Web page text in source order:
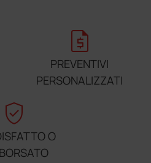
request_quote
PREVENTIVI
PERSONALIZZATI
verified_user
O